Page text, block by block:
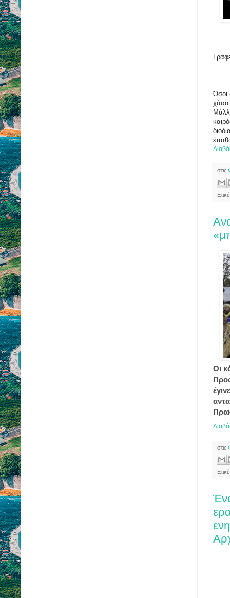
Όσοι
στις
Οι
στις